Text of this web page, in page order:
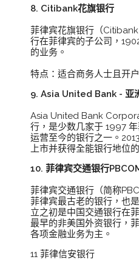
8. Citibank花旗银行
菲律宾花旗银行（
行在菲律宾的子公司，
的业务。
特点：适合商务人士且开
9. Asia United Bank - 亚
Asia United Bank
行，是少数几家于 1997
运营至今的银行之一。
上市并获得全能银行地位
10. 菲律宾交通银行
菲律宾交通银行（简称
菲律宾最古老的银行，也
立之初是中国交通银行在
最早的非美国外资银行，
各项金融业务为主。
11 菲律信安银行